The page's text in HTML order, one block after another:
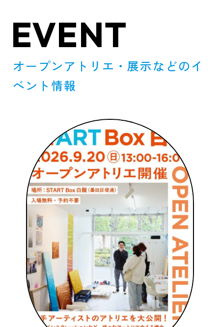
EVENT
オープンアトリエ・展示などのイ
ベント情報